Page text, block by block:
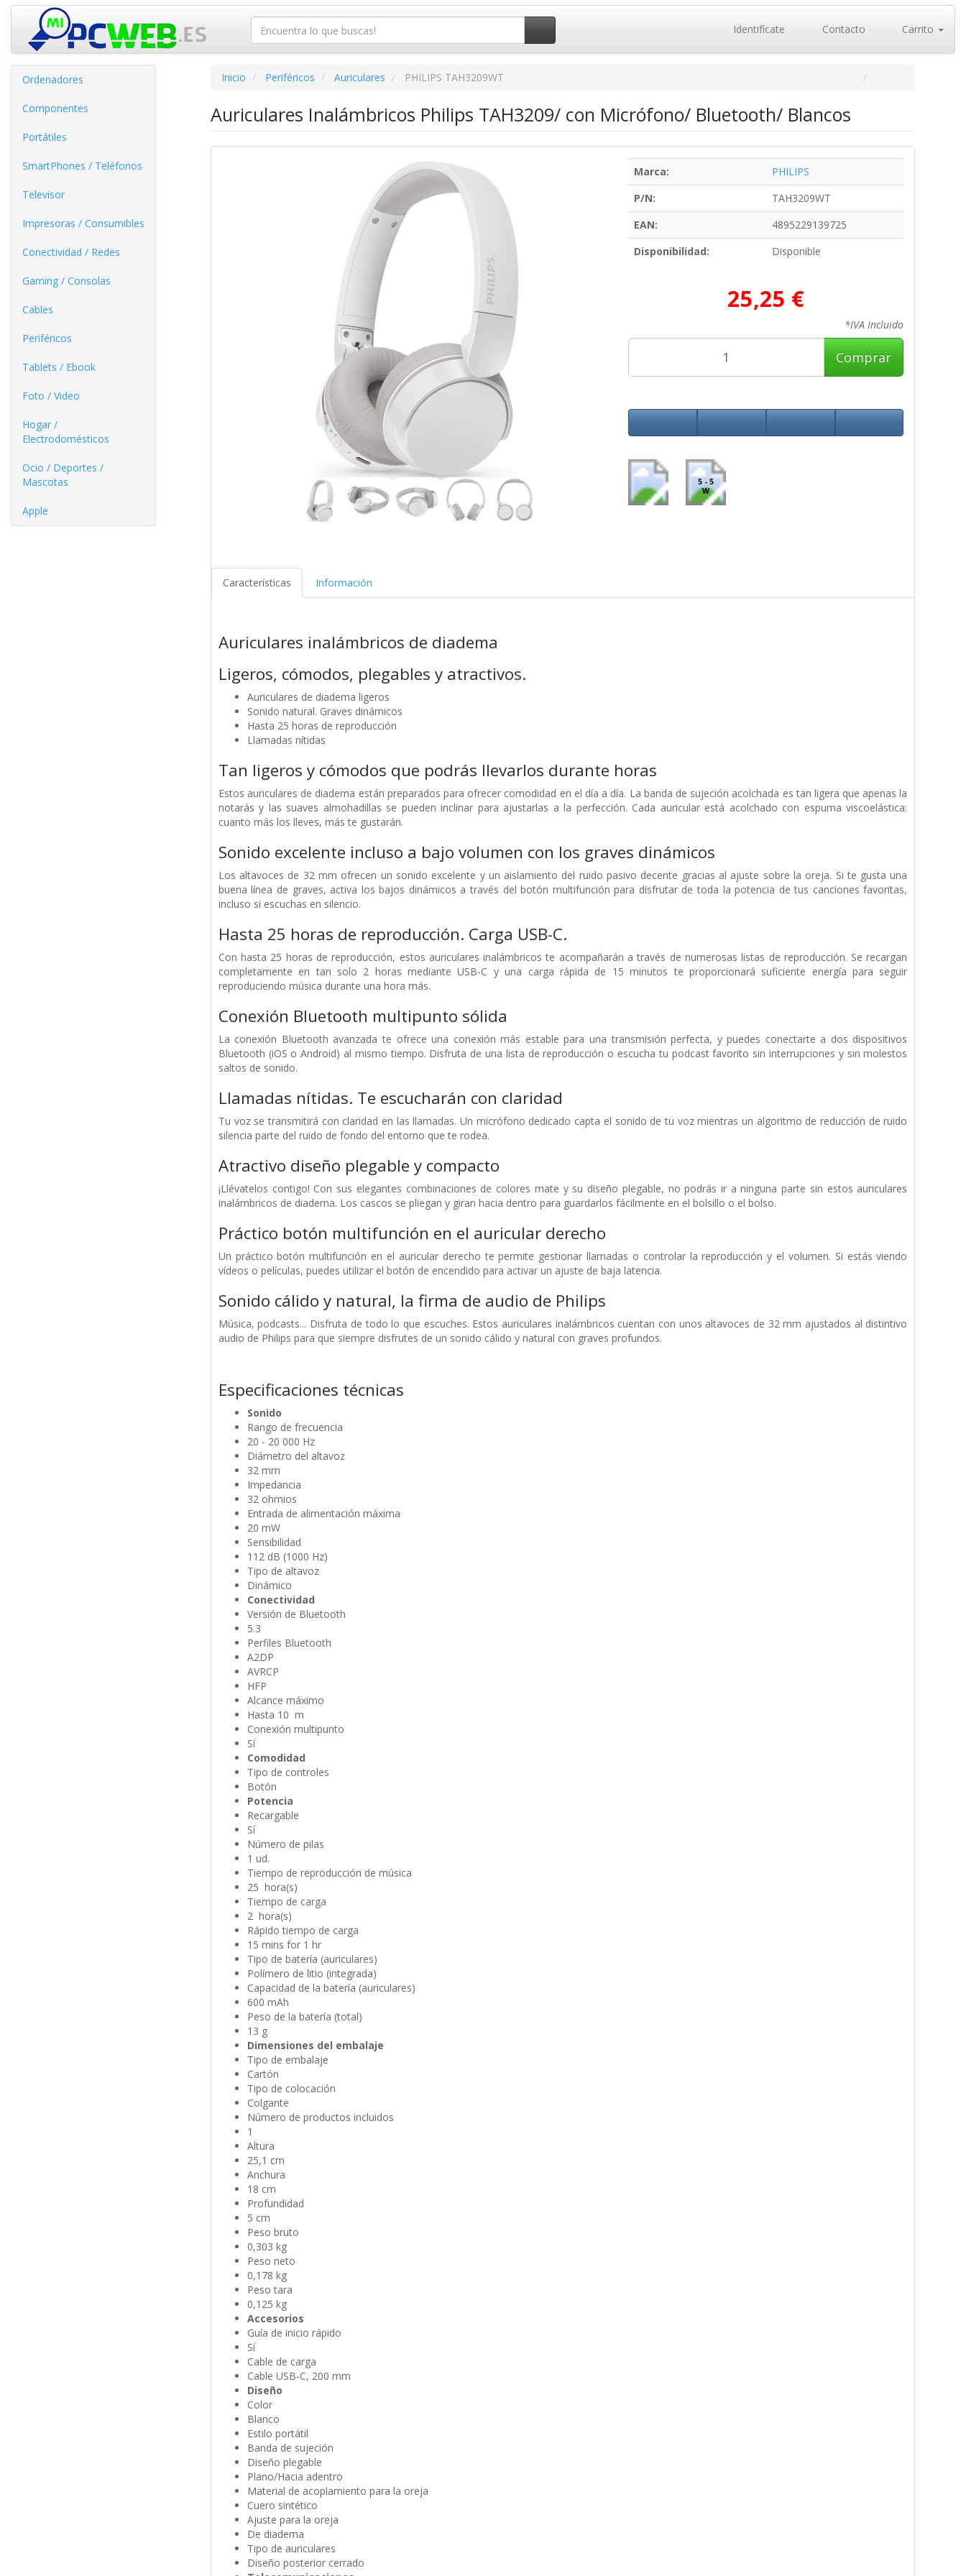
Identifícate Contacto Carrito
Ordenadores
Componentes
Portátiles
SmartPhones / Teléfonos
Televisor
Impresoras / Consumibles
Conectividad / Redes
Gaming / Consolas
Cables
Periféricos
Tablets / Ebook
Foto / Video
Hogar /
Electrodomésticos
Ocio / Deportes /
Mascotas
Apple
Inicio Periféricos Auriculares PHILIPS TAH3209WT
Auriculares Inalámbricos Philips TAH3209/ con Micrófono/ Bluetooth/ Blancos
Marca:
PHILIPS
P/N:
TAH3209WT
EAN:
4895229139725
Disponibilidad:
Disponible
25,25 €
*IVA Incluido
Comprar
5 - 5
W
Características Información
Auriculares inalámbricos de diadema
Ligeros, cómodos, plegables y atractivos.
Auriculares de diadema ligeros
Sonido natural. Graves dinámicos
Hasta 25 horas de reproducción
Llamadas nítidas
Tan ligeros y cómodos que podrás llevarlos durante horas
Estos auriculares de diadema están preparados para ofrecer comodidad en el día a día. La banda de sujeción acolchada es tan ligera que apenas la
notarás y las suaves almohadillas se pueden inclinar para ajustarlas a la perfección. Cada auricular está acolchado con espuma viscoelástica:
cuanto más los lleves, más te gustarán.
Sonido excelente incluso a bajo volumen con los graves dinámicos
Los altavoces de 32 mm ofrecen un sonido excelente y un aislamiento del ruido pasivo decente gracias al ajuste sobre la oreja. Si te gusta una
buena línea de graves, activa los bajos dinámicos a través del botón multifunción para disfrutar de toda la potencia de tus canciones favoritas,
incluso si escuchas en silencio.
Hasta 25 horas de reproducción. Carga USB-C.
Con hasta 25 horas de reproducción, estos auriculares inalámbricos te acompañarán a través de numerosas listas de reproducción. Se recargan
completamente en tan solo 2 horas mediante USB-C y una carga rápida de 15 minutos te proporcionará suficiente energía para seguir
reproduciendo música durante una hora más.
Conexión Bluetooth multipunto sólida
La conexión Bluetooth avanzada te ofrece una conexión más estable para una transmisión perfecta, y puedes conectarte a dos dispositivos
Bluetooth (iOS o Android) al mismo tiempo. Disfruta de una lista de reproducción o escucha tu podcast favorito sin interrupciones y sin molestos
saltos de sonido.
Llamadas nítidas. Te escucharán con claridad
Tu voz se transmitirá con claridad en las llamadas. Un micrófono dedicado capta el sonido de tu voz mientras un algoritmo de reducción de ruido
silencia parte del ruido de fondo del entorno que te rodea.
Atractivo diseño plegable y compacto
¡Llévatelos contigo! Con sus elegantes combinaciones de colores mate y su diseño plegable, no podrás ir a ninguna parte sin estos auriculares
inalámbricos de diadema. Los cascos se pliegan y giran hacia dentro para guardarlos fácilmente en el bolsillo o el bolso.
Práctico botón multifunción en el auricular derecho
Un práctico botón multifunción en el auricular derecho te permite gestionar llamadas o controlar la reproducción y el volumen. Si estás viendo
vídeos o películas, puedes utilizar el botón de encendido para activar un ajuste de baja latencia.
Sonido cálido y natural, la firma de audio de Philips
Música, podcasts... Disfruta de todo lo que escuches. Estos auriculares inalámbricos cuentan con unos altavoces de 32 mm ajustados al distintivo
audio de Philips para que siempre disfrutes de un sonido cálido y natural con graves profundos.
Especificaciones técnicas
Sonido
Rango de frecuencia
20 - 20 000 Hz
Diámetro del altavoz
32 mm
Impedancia
32 ohmios
Entrada de alimentación máxima
20 mW
Sensibilidad
112 dB (1000 Hz)
Tipo de altavoz
Dinámico
Conectividad
Versión de Bluetooth
5.3
Perfiles Bluetooth
A2DP
AVRCP
HFP
Alcance máximo
Hasta 10 m
Conexión multipunto
Sí
Comodidad
Tipo de controles
Botón
Potencia
Recargable
Sí
Número de pilas
1 ud.
Tiempo de reproducción de música
25 hora(s)
Tiempo de carga
2 hora(s)
Rápido tiempo de carga
15 mins for 1 hr
Tipo de batería (auriculares)
Polímero de litio (integrada)
Capacidad de la batería (auriculares)
600 mAh
Peso de la batería (total)
13 g
Dimensiones del embalaje
Tipo de embalaje
Cartón
Tipo de colocación
Colgante
Número de productos incluidos
1
Altura
25,1 cm
Anchura
18 cm
Profundidad
5 cm
Peso bruto
0,303 kg
Peso neto
0,178 kg
Peso tara
0,125 kg
Accesorios
Guía de inicio rápido
Sí
Cable de carga
Cable USB-C, 200 mm
Diseño
Color
Blanco
Estilo portátil
Banda de sujeción
Diseño plegable
Plano/Hacia adentro
Material de acoplamiento para la oreja
Cuero sintético
Ajuste para la oreja
De diadema
Tipo de auriculares
Diseño posterior cerrado